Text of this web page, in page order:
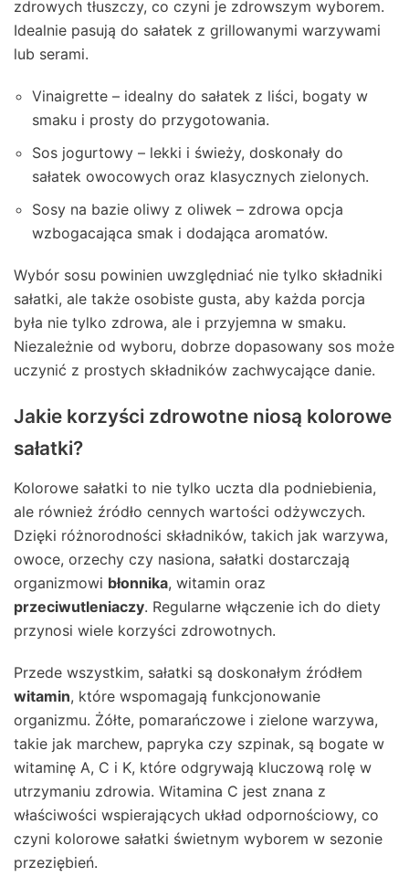
zdrowych tłuszczy, co czyni je zdrowszym wyborem.
Idealnie pasują do sałatek z grillowanymi warzywami
lub serami.
Vinaigrette – idealny do sałatek z liści, bogaty w
smaku i prosty do przygotowania.
Sos jogurtowy – lekki i świeży, doskonały do
sałatek owocowych oraz klasycznych zielonych.
Sosy na bazie oliwy z oliwek – zdrowa opcja
wzbogacająca smak i dodająca aromatów.
Wybór sosu powinien uwzględniać nie tylko składniki
sałatki, ale także osobiste gusta, aby każda porcja
była nie tylko zdrowa, ale i przyjemna w smaku.
Niezależnie od wyboru, dobrze dopasowany sos może
uczynić z prostych składników zachwycające danie.
Jakie korzyści zdrowotne niosą kolorowe
sałatki?
Kolorowe sałatki to nie tylko uczta dla podniebienia,
ale również źródło cennych wartości odżywczych.
Dzięki różnorodności składników, takich jak warzywa,
owoce, orzechy czy nasiona, sałatki dostarczają
organizmowi błonnika, witamin oraz
przeciwutleniaczy. Regularne włączenie ich do diety
przynosi wiele korzyści zdrowotnych.
Przede wszystkim, sałatki są doskonałym źródłem
witamin, które wspomagają funkcjonowanie
organizmu. Żółte, pomarańczowe i zielone warzywa,
takie jak marchew, papryka czy szpinak, są bogate w
witaminę A, C i K, które odgrywają kluczową rolę w
utrzymaniu zdrowia. Witamina C jest znana z
właściwości wspierających układ odpornościowy, co
czyni kolorowe sałatki świetnym wyborem w sezonie
przeziębień.